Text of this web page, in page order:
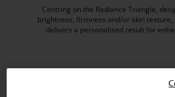
Centring on the Radiance Triangle,
brightness, firmness and/or skin
delivers a personalised result for